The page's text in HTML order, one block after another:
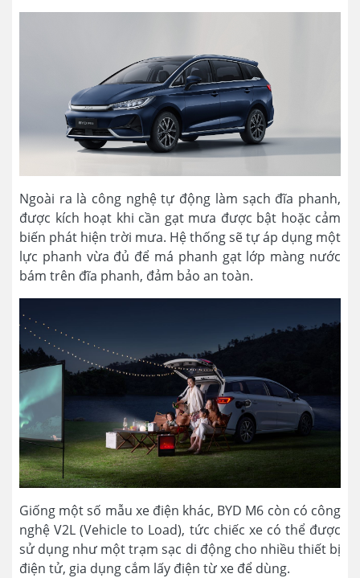
Ngoài ra là công nghệ tự động làm sạch đĩa phanh,
được kích hoạt khi cần gạt mưa được bật hoặc cảm
biến phát hiện trời mưa. Hệ thống sẽ tự áp dụng một
lực phanh vừa đủ để má phanh gạt lớp màng nước
bám trên đĩa phanh, đảm bảo an toàn.
Giống một số mẫu xe điện khác, BYD M6 còn có công
nghệ V2L (Vehicle to Load), tức chiếc xe có thể được
sử dụng như một trạm sạc di động cho nhiều thiết bị
điện tử, gia dụng cắm lấy điện từ xe để dùng.